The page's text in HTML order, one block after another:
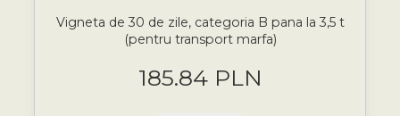
Vigneta de 30 de zile, categoria B pana la 3,5 t
(pentru transport marfa)
185.84 PLN